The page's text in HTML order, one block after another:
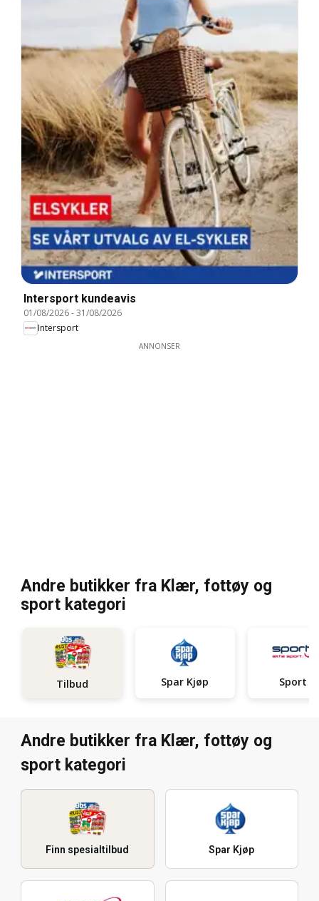
Intersport kundeavis
01/08/2026-31/08/2026
Intersport
ANNONSER
Andre butikker fra Klær, fottøy og
sport kategori
Tilbud Spar Kjøp Sport 1
Andre butikker fra Klær, fottøy og
sport kategori
Finn spesialtilbud Spar Kjøp